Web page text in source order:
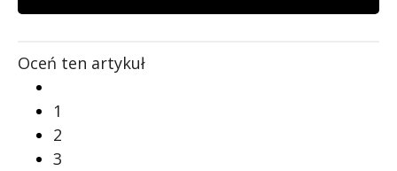
Oceń ten artykuł
1
2
3